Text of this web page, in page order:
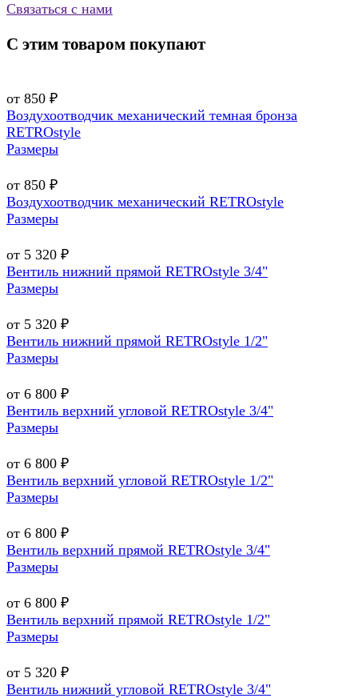
Связаться с нами
С этим товаром покупают
от 850 ₽
Воздухоотводчик механический темная бронза
RETROstyle
Размеры
от 850 ₽
Воздухоотводчик механический RETROstyle
Размеры
от 5 320 ₽
Вентиль нижний прямой RETROstyle 3/4"
Размеры
от 5 320 ₽
Вентиль нижний прямой RETROstyle 1/2"
Размеры
от 6 800 ₽
Вентиль верхний угловой RETROstyle 3/4"
Размеры
от 6 800 ₽
Вентиль верхний угловой RETROstyle 1/2"
Размеры
от 6 800 ₽
Вентиль верхний прямой RETROstyle 3/4"
Размеры
от 6 800 ₽
Вентиль верхний прямой RETROstyle 1/2"
Размеры
от 5 320 ₽
Вентиль нижний угловой RETROstyle 3/4"